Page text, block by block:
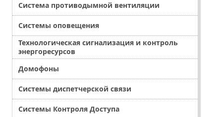
Система противодымной вентиляции
Системы оповещения
Технологическая сигнализация и контроль
энергоресурсов
Домофоны
Системы диспетчерской связи
Системы Контроля Доступа